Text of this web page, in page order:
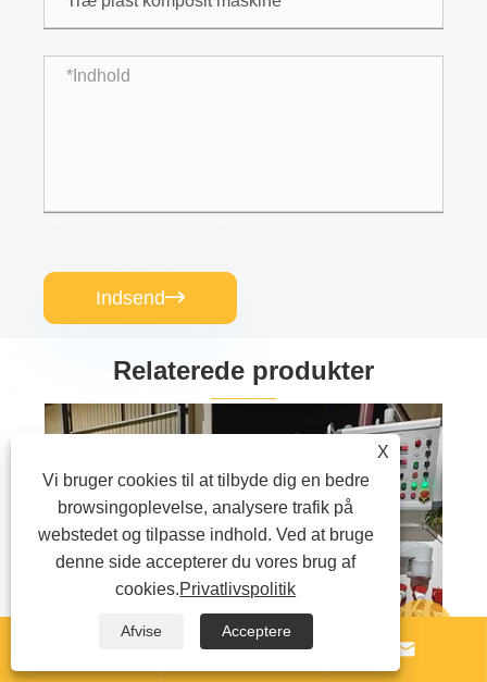
Indsend
Relaterede produkter
 
X
Vi bruger cookies til at tilbyde dig en bedre
browsingoplevelse, analysere trafik på
webstedet og tilpasse indhold. Ved at bruge
denne side accepterer du vores brug af
cookies.Privatlivspolitik
Afvise Acceptere